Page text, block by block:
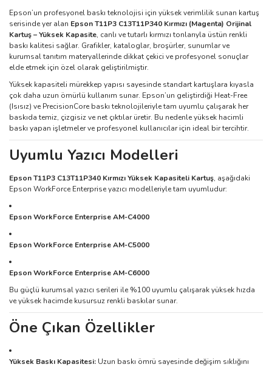
Epson’un profesyonel baskı teknolojisi için yüksek verimlilik sunan kartuş
serisinde yer alan Epson T11P3 C13T11P340 Kırmızı (Magenta) Orijinal
Kartuş – Yüksek Kapasite, canlı ve tutarlı kırmızı tonlarıyla üstün renkli
baskı kalitesi sağlar. Grafikler, kataloglar, broşürler, sunumlar ve
kurumsal tanıtım materyallerinde dikkat çekici ve profesyonel sonuçlar
elde etmek için özel olarak geliştirilmiştir.
Yüksek kapasiteli mürekkep yapısı sayesinde standart kartuşlara kıyasla
çok daha uzun ömürlü kullanım sunar. Epson’un geliştirdiği Heat-Free
(Isısız) ve PrecisionCore baskı teknolojileriyle tam uyumlu çalışarak her
baskıda temiz, çizgisiz ve net çıktılar üretir. Bu nedenle yüksek hacimli
baskı yapan işletmeler ve profesyonel kullanıcılar için ideal bir tercihtir.
Uyumlu Yazıcı Modelleri
Epson T11P3 C13T11P340 Kırmızı Yüksek Kapasiteli Kartuş, aşağıdaki
Epson WorkForce Enterprise yazıcı modelleriyle tam uyumludur:
Epson WorkForce Enterprise AM-C4000
Epson WorkForce Enterprise AM-C5000
Epson WorkForce Enterprise AM-C6000
Bu güçlü kurumsal yazıcı serileri ile %100 uyumlu çalışarak yüksek hızda
ve yüksek hacimde kusursuz renkli baskılar sunar.
Öne Çıkan Özellikler
Yüksek Baskı Kapasitesi: Uzun baskı ömrü sayesinde değişim sıklığını